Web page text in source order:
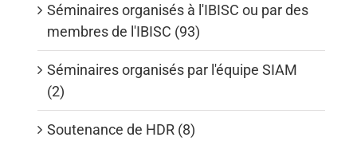
Séminaires organisés à l'IBISC ou par des
membres de l'IBISC (93)
Séminaires organisés par l'équipe SIAM
(2)
Soutenance de HDR (8)